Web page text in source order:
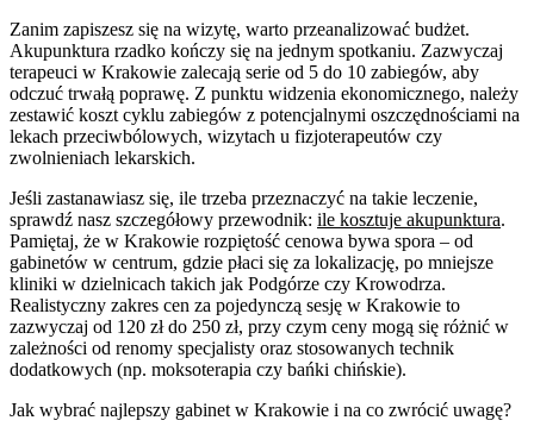
Zanim zapiszesz się na wizytę, warto przeanalizować budżet.
Akupunktura rzadko kończy się na jednym spotkaniu. Zazwyczaj
terapeuci w Krakowie zalecają serie od 5 do 10 zabiegów, aby
odczuć trwałą poprawę. Z punktu widzenia ekonomicznego, należy
zestawić koszt cyklu zabiegów z potencjalnymi oszczędnościami na
lekach przeciwbólowych, wizytach u fizjoterapeutów czy
zwolnieniach lekarskich.
Jeśli zastanawiasz się, ile trzeba przeznaczyć na takie leczenie,
sprawdź nasz szczegółowy przewodnik: ile kosztuje akupunktura.
Pamiętaj, że w Krakowie rozpiętość cenowa bywa spora – od
gabinetów w centrum, gdzie płaci się za lokalizację, po mniejsze
kliniki w dzielnicach takich jak Podgórze czy Krowodrza.
Realistyczny zakres cen za pojedynczą sesję w Krakowie to
zazwyczaj od 120 zł do 250 zł, przy czym ceny mogą się różnić w
zależności od renomy specjalisty oraz stosowanych technik
dodatkowych (np. moksoterapia czy bańki chińskie).
Jak wybrać najlepszy gabinet w Krakowie i na co zwrócić uwagę?